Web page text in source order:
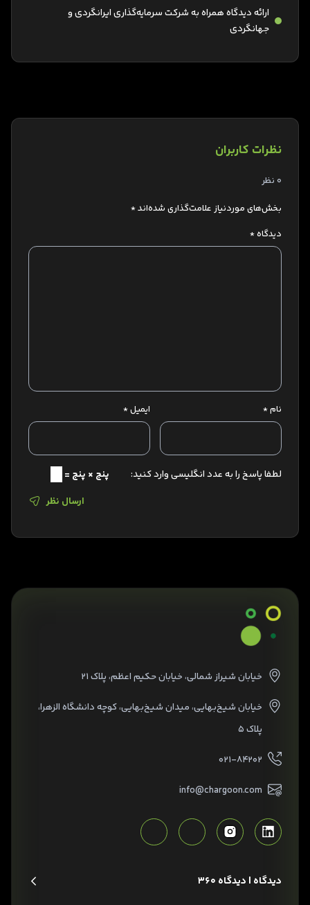
ارائه دیدگاه همراه به شرکت سرمایه‌گذاری ایرانگردی و
جهانگردی
نظرات کاربران
0 نظر
بخش‌های موردنیاز علامت‌گذاری شده‌اند*
دیدگاه*
نام* ایمیل*
لطفا پاسخ را به عدد انگلیسی وارد کنید:
پنج × پنج =
ارسال نظر
خیابان شیراز شمالی، خیابان حکیم اعظم، پلاک ۲۱
خیابان شیخ‌بهایی، میدان شیخ‌بهایی، کوچه دانشگاه الزهرا،
پلاک ۵
۰۲۱-۸۴۲۰۲
info@chargoon.com
دیدگاه | دیدگاه 360